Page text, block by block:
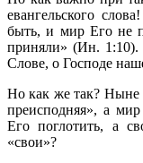
евангельского
быть, и мир Его не
приняли» (Ин.
Слове, о Господе
Но как же так? Ныне
преисподняя», а
Его поглотить, а
«свои»?